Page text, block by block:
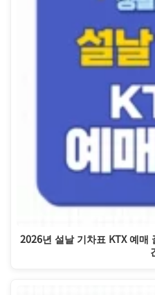
2026년 설날 기차표 KTX 예매